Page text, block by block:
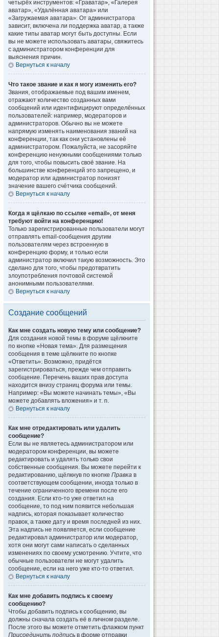
четырёх инструментов: «Граватар», «Галерея
аватар», «Удалённая аватара» или
«Загружаемая аватара». От администратора
зависит, включена ли поддержка аватар, а также
какие типы аватар могут быть доступны. Если
вы не можете использовать аватары, свяжитесь
с администратором конференции для
выяснения причин.
Вернуться к началу
Что такое звание и как я могу изменить его?
Звания, отображаемые под вашим именем,
отражают количество созданных вами
сообщений или идентифицируют определённых
пользователей: например, модераторов и
администраторов. Обычно вы не можете
напрямую изменять наименования званий на
конференции, так как они установлены её
администратором. Пожалуйста, не засоряйте
конференцию ненужными сообщениями только
для того, чтобы повысить своё звание. На
большинстве конференций это запрещено, и
модератор или администратор понизят
значение вашего счётчика сообщений.
Вернуться к началу
Когда я щёлкаю по ссылке «email», от меня
требуют войти на конференцию!
Только зарегистрированные пользователи могут
отправлять email-сообщения другим
пользователям через встроенную в
конференцию форму, и только если
администратор включил такую возможность. Это
сделано для того, чтобы предотвратить
злоупотребления почтовой системой
анонимными пользователями.
Вернуться к началу
Создание сообщений
Как мне создать новую тему или сообщение?
Для создания новой темы в форуме щёлкните
по кнопке «Новая тема». Для размещения
сообщения в теме щёлкните по кнопке
«Ответить». Возможно, придётся
зарегистрироваться, прежде чем отправить
сообщение. Перечень ваших прав доступа
находится внизу страниц форума или темы.
Например: «Вы можете начинать темы», «Вы
можете добавлять вложения» и т. п.
Вернуться к началу
Как мне отредактировать или удалить
сообщение?
Если вы не являетесь администратором или
модератором конференции, вы можете
редактировать и удалять только свои
собственные сообщения. Вы можете перейти к
редактированию, щёлкнув по кнопке Правка в
соответствующем сообщении, иногда только в
течение ограниченного времени после его
создания. Если кто-то уже ответил на
сообщение, то под ним появится небольшая
надпись, которая показывает количество
правок, а также дату и время последней из них.
Эта надпись не появляется, если сообщение
редактировал администратор или модератор,
хотя они могут сами написать о сделанных
изменениях по своему усмотрению. Учтите, что
обычные пользователи не могут удалить
сообщение, если на него уже кто-то ответил.
Вернуться к началу
Как мне добавить подпись к своему
сообщению?
Чтобы добавить подпись к сообщению, вы
должны сначала создать её в личном разделе.
После этого вы можете отметить флажком пункт
Присоединить подпись в форме отправки